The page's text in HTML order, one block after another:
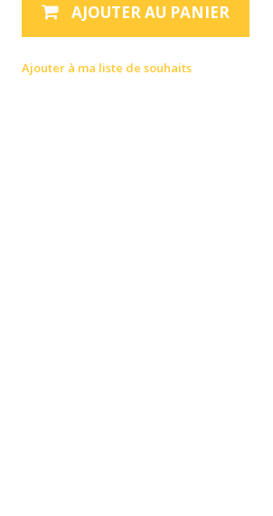
AJOUTER AU PANIER
Ajouter à ma liste de souhaits